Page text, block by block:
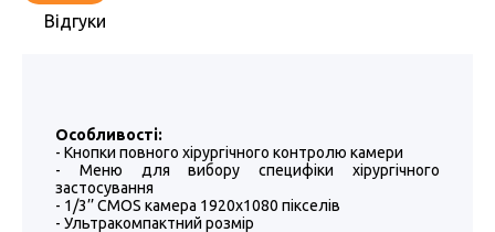
Відгуки
Особливості:
- Кнопки повного хірургічного контролю камери
- Меню для вибору специфіки хірургічного
застосування
- 1/3’’ CMOS камера 1920х1080 пікселів
- Ультракомпактний розмір